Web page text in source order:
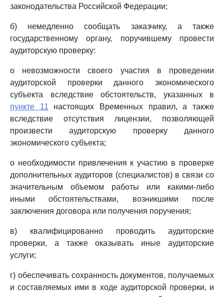
законодательства Российской Федерации;
б) немедленно сообщать заказчику, а также
государственному органу, поручившему провести
аудиторскую проверку:
о невозможности своего участия в проведении
аудиторской проверки данного экономического
субъекта вследствие обстоятельств, указанных в
пункте 11 настоящих Временных правил, а также
вследствие отсутствия лицензии, позволяющей
произвести аудиторскую проверку данного
экономического субъекта;
о необходимости привлечения к участию в проверке
дополнительных аудиторов (специалистов) в связи со
значительным объемом работы или какими-либо
иными обстоятельствами, возникшими после
заключения договора или получения поручения;
в) квалифицированно проводить аудиторские
проверки, а также оказывать иные аудиторские
услуги;
г) обеспечивать сохранность документов, получаемых
и составляемых ими в ходе аудиторской проверки, и